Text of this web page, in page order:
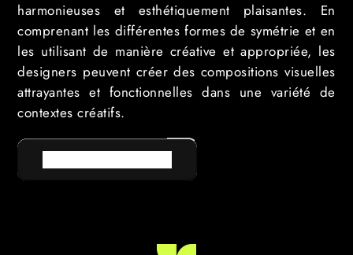
harmonieuses et esthétiquement plaisantes. En
comprenant les différentes formes de symétrie et en
les utilisant de manière créative et appropriée, les
designers peuvent créer des compositions visuelles
attrayantes et fonctionnelles dans une variété de
contextes créatifs.